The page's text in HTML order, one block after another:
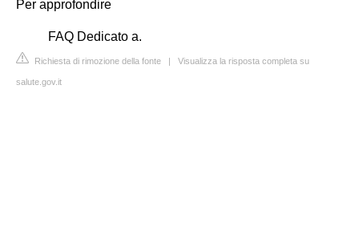
Per approfondire
FAQ Dedicato a.
Richiesta di rimozione della fonte | Visualizza la risposta completa su
salute.gov.it